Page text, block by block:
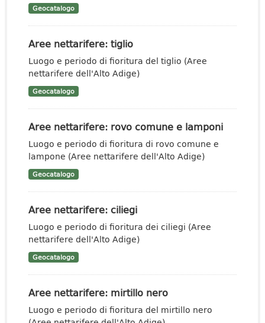
Geocatalogo
Aree nettarifere: tiglio
Luogo e periodo di fioritura del tiglio (Aree
nettarifere dell'Alto Adige)
Geocatalogo
Aree nettarifere: rovo comune e lamponi
Luogo e periodo di fioritura di rovo comune e
lampone (Aree nettarifere dell'Alto Adige)
Geocatalogo
Aree nettarifere: ciliegi
Luogo e periodo di fioritura dei ciliegi (Aree
nettarifere dell'Alto Adige)
Geocatalogo
Aree nettarifere: mirtillo nero
Luogo e periodo di fioritura del mirtillo nero